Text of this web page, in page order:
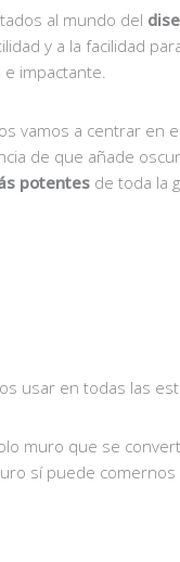
al mundo del
y a la facilidad
impactante.
vamos a centrar en el
de que añade
potentes de toda la
usar en todas las
muro que se
sí puede comernos